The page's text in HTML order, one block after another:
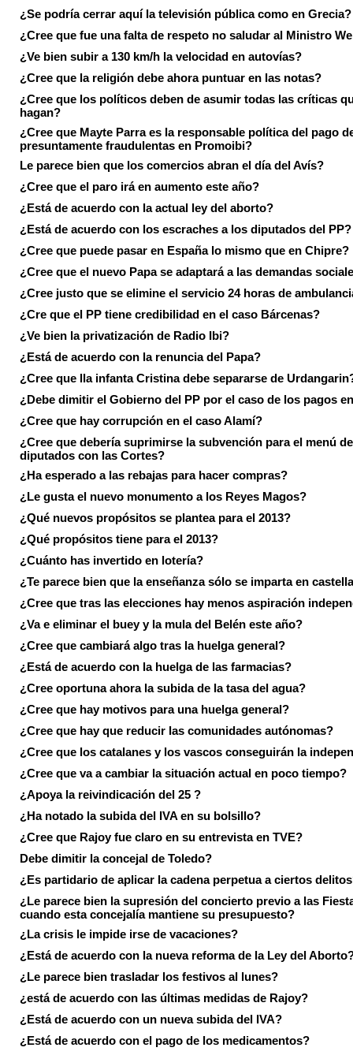
¿Se podría cerrar aquí la televisión pública como en Grecia?
¿Cree que fue una falta de respeto no saludar al Ministro
¿Ve bien subir a 130 km/h la velocidad en autovías?
¿Cree que la religión debe ahora puntuar en las notas?
¿Cree que los políticos deben de asumir todas las críticas
hagan?
¿Cree que Mayte Parra es la responsable política del pago
presuntamente fraudulentas en Promoibi?
Le parece bien que los comercios abran el día del Avís?
¿Cree que el paro irá en aumento este año?
¿Está de acuerdo con la actual ley del aborto?
¿Está de acuerdo con los escraches a los diputados del PP?
¿Cree que puede pasar en España lo mismo que en Chipre?
¿Cree que el nuevo Papa se adaptará a las demandas
¿Cree justo que se elimine el servicio 24 horas de
¿Cre que el PP tiene credibilidad en el caso Bárcenas?
¿Ve bien la privatización de Radio Ibi?
¿Está de acuerdo con la renuncia del Papa?
¿Cree que lla infanta Cristina debe separarse de
¿Debe dimitir el Gobierno del PP por el caso de los pagos
¿Cree que hay corrupción en el caso Alamí?
¿Cree que debería suprimirse la subvención para el menú
diputados con las Cortes?
¿Ha esperado a las rebajas para hacer compras?
¿Le gusta el nuevo monumento a los Reyes Magos?
¿Qué nuevos propósitos se plantea para el 2013?
¿Qué propósitos tiene para el 2013?
¿Cuánto has invertido en lotería?
¿Te parece bien que la enseñanza sólo se imparta en
¿Cree que tras las elecciones hay menos aspiración
¿Va e eliminar el buey y la mula del Belén este año?
¿Cree que cambiará algo tras la huelga general?
¿Está de acuerdo con la huelga de las farmacias?
¿Cree oportuna ahora la subida de la tasa del agua?
¿Cree que hay motivos para una huelga general?
¿Cree que hay que reducir las comunidades autónomas?
¿Cree que los catalanes y los vascos conseguirán la
¿Cree que va a cambiar la situación actual en poco tiempo?
¿Apoya la reivindicación del 25 ?
¿Ha notado la subida del IVA en su bolsillo?
¿Cree que Rajoy fue claro en su entrevista en TVE?
Debe dimitir la concejal de Toledo?
¿Es partidario de aplicar la cadena perpetua a ciertos
¿Le parece bien la supresión del concierto previo a las
cuando esta concejalía mantiene su presupuesto?
¿La crisis le impide irse de vacaciones?
¿Está de acuerdo con la nueva reforma de la Ley del
¿Le parece bien trasladar los festivos al lunes?
¿está de acuerdo con las últimas medidas de Rajoy?
¿Está de acuerdo con un nueva subida del IVA?
¿Está de acuerdo con el pago de los medicamentos?